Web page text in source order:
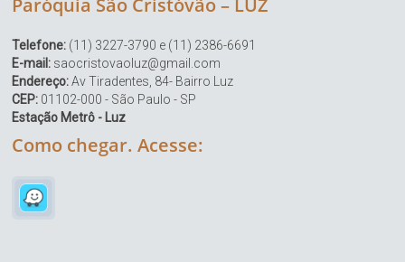
Paróquia São Cristóvão – LUZ
Telefone: (11) 3227-3790 e (11) 2386-6691
E-mail: saocristovaoluz@gmail.com
Endereço:Av Tiradentes, 84- Bairro Luz
CEP: 01102-000 - São Paulo - SP
Estação Metrô - Luz
Como chegar. Acesse: